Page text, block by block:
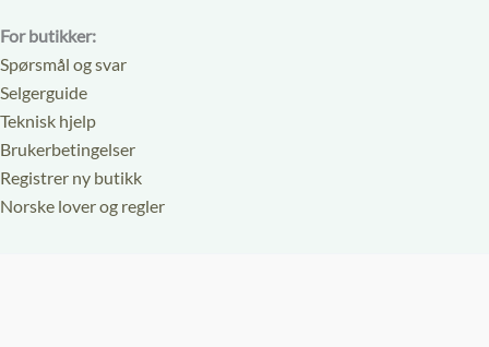
For butikker:
Spørsmål og svar
Selgerguide
Teknisk hjelp
Brukerbetingelser
Registrer ny butikk
Norske lover og regler